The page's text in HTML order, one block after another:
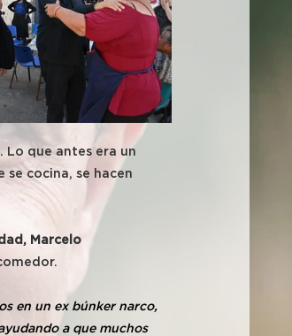
Lo que antes era un
cocina, se hacen
Marcelo
en un ex búnker narco,
a que muchos